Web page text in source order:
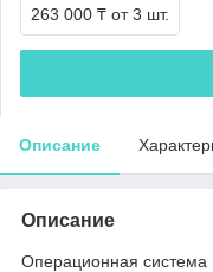
263 000 ₸ от 3 шт.
Описание
Описание
Операционная система